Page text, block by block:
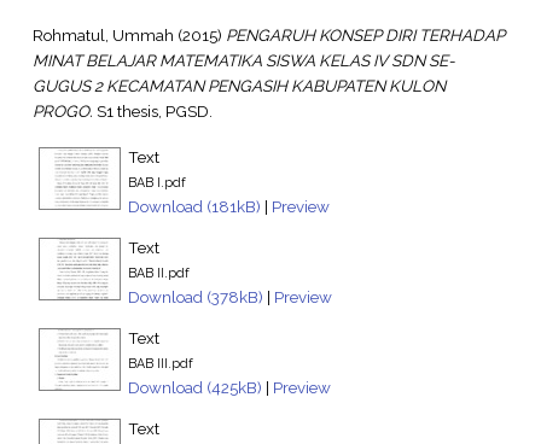
Rohmatul, Ummah (2015) PENGARUH KONSEP DIRI TERHADAP
MINAT BELAJAR MATEMATIKA SISWA KELAS IV SDN SE-
GUGUS 2 KECAMATAN PENGASIH KABUPATEN KULON
PROGO. S1 thesis, PGSD.
Text
BAB I.pdf
Download (181kB) | Preview
Text
BAB II.pdf
Download (378kB) | Preview
Text
BAB III.pdf
Download (425kB) | Preview
Text